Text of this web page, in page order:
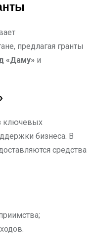
предлагая гранты
«Даму» и
ключевых
бизнеса. В
средства